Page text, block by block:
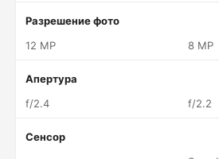
Разрешение фото
12 MP
8 MP
Апертура
f/2.4
f/2.2
Сенсор